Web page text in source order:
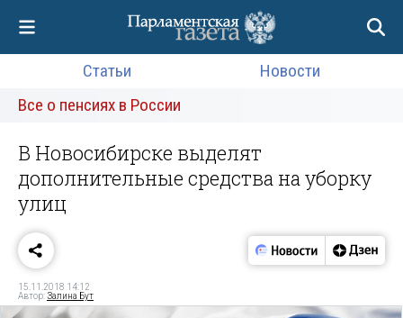
Статьи
Новости
Все о пенсиях в России
В Новосибирске выделят
дополнительные средства на уборку
улиц
15.11.2018 14:12
Автор:Залина Бут